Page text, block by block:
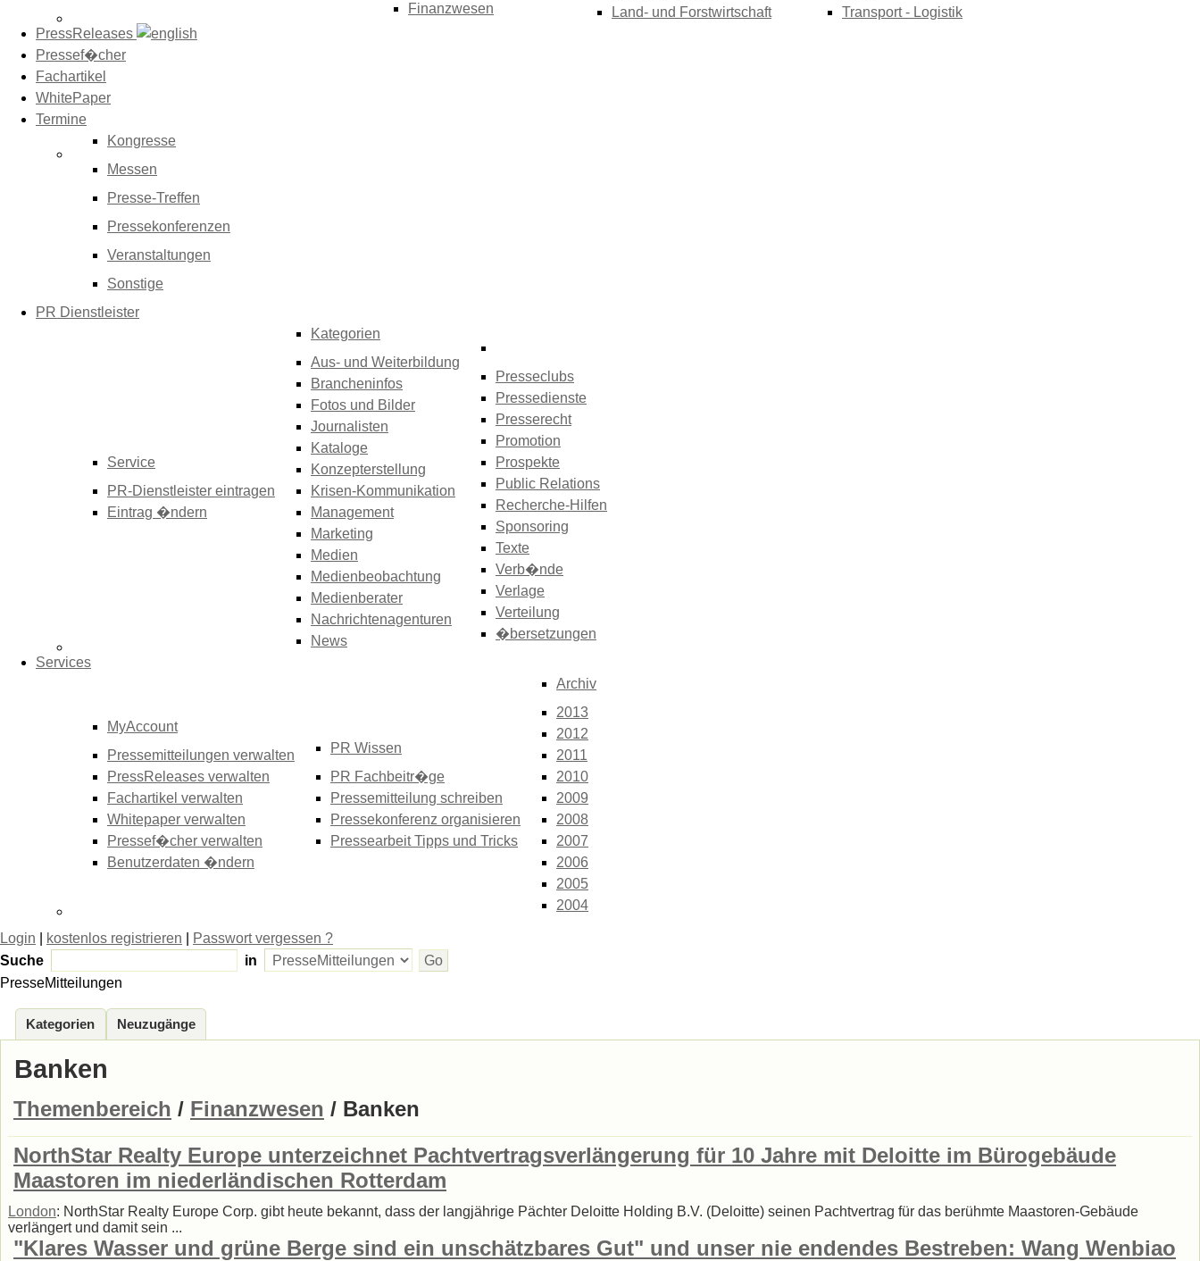
Finanzwesen
Land- und Forstwirtschaft
Transport - Logistik
PressReleases
Pressef�cher
Fachartikel
WhitePaper
Termine
Kongresse
Messen
Presse-Treffen
Pressekonferenzen
Veranstaltungen
Sonstige
PR Dienstleister
Service
PR-Dienstleister eintragen
Eintrag �ndern
Kategorien
Aus- und Weiterbildung
Brancheninfos
Fotos und Bilder
Journalisten
Kataloge
Konzepterstellung
Krisen-Kommunikation
Management
Marketing
Medien
Medienbeobachtung
Medienberater
Nachrichtenagenturen
News
Presseclubs
Pressedienste
Presserecht
Promotion
Prospekte
Public Relations
Recherche-Hilfen
Sponsoring
Texte
Verb�nde
Verlage
Verteilung
�bersetzungen
Services
MyAccount
Pressemitteilungen verwalten
PressReleases verwalten
Fachartikel verwalten
Whitepaper verwalten
Pressef�cher verwalten
Benutzerdaten �ndern
PR Wissen
PR Fachbeitr�ge
Pressemitteilung schreiben
Pressekonferenz organisieren
Pressearbeit Tipps und Tricks
Archiv
2013
2012
2011
2010
2009
2008
2007
2006
2005
2004
Login kostenlos registrieren
Passwort vergessen ?
Suche
in
PresseMitteilungen
Kategorien Neuzugänge
Banken
Themenbereich / Finanzwesen / Banken
NorthStar Realty Europe unterzeichnet Pachtvertragsverlängerung für 10 Jahre mit Deloitte im Bürogebäude
Maastoren im niederländischen Rotterdam
London: NorthStar Realty Europe Corp. gibt heute bekannt, dass der langjährige Pächter Deloitte Holding B.V. (Deloitte) seinen Pachtvertrag für das berühmte Maastoren-Gebäude
verlängert und damit sein ...
"Klares Wasser und grüne Berge sind ein unschätzbares Gut" und unser nie endendes Bestreben: Wang Wenbiao